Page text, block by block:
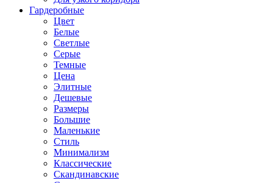
Гардеробные
Цвет
Белые
Светлые
Серые
Темные
Цена
Элитные
Дешевые
Размеры
Большие
Маленькие
Стиль
Минимализм
Классические
Скандинавские